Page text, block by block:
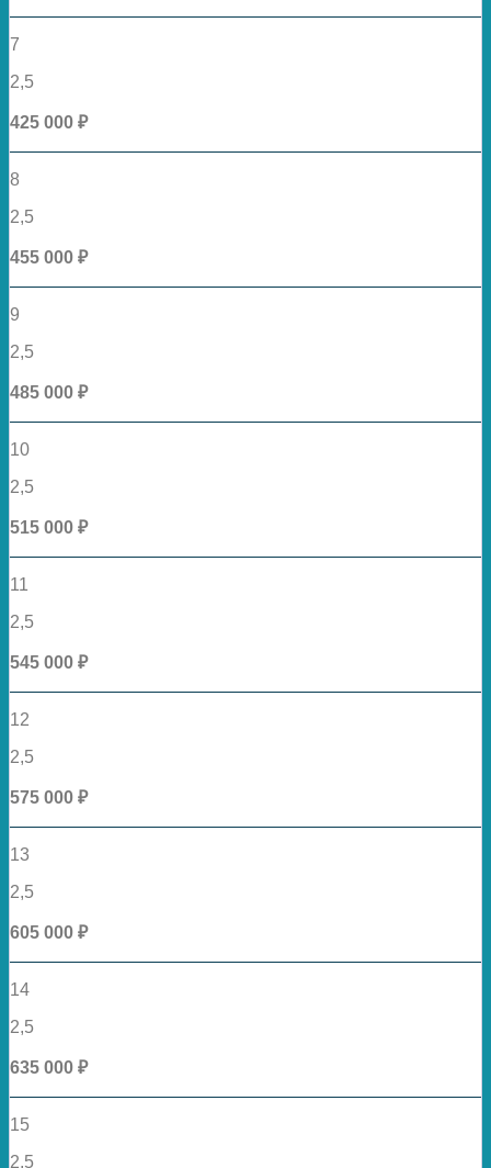
7
2,5
425 000 ₽
8
2,5
455 000 ₽
9
2,5
485 000 ₽
10
2,5
515 000 ₽
11
2,5
545 000 ₽
12
2,5
575 000 ₽
13
2,5
605 000 ₽
14
2,5
635 000 ₽
15
2,5